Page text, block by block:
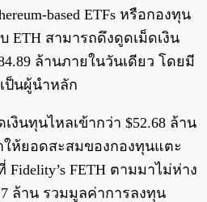
based ETFs หรือกองทุน
ETH สามารถดึงดูดเม็ดเงิน
ล้านภายในวันเดียว โดยมี
ป็นผู้นำหลัก
เงินทุนไหลเข้ากว่า $52.68 ล้าน
ห้ยอดสะสมของกองทุนแตะ
FETH ตามมาไม่ห่าง
ล้าน รวมมูลค่าการลงทุน